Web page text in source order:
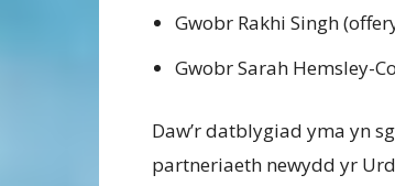
Gwobr Rakhi Singh
Gwobr Sarah Hemsley-
Daw’r datblygiad yma yn
partneriaeth newydd yr